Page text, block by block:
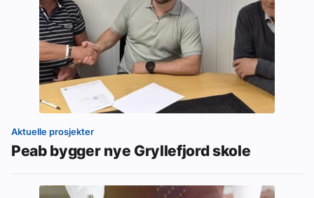
Aktuelle prosjekter
Peab bygger nye Gryllefjord skole